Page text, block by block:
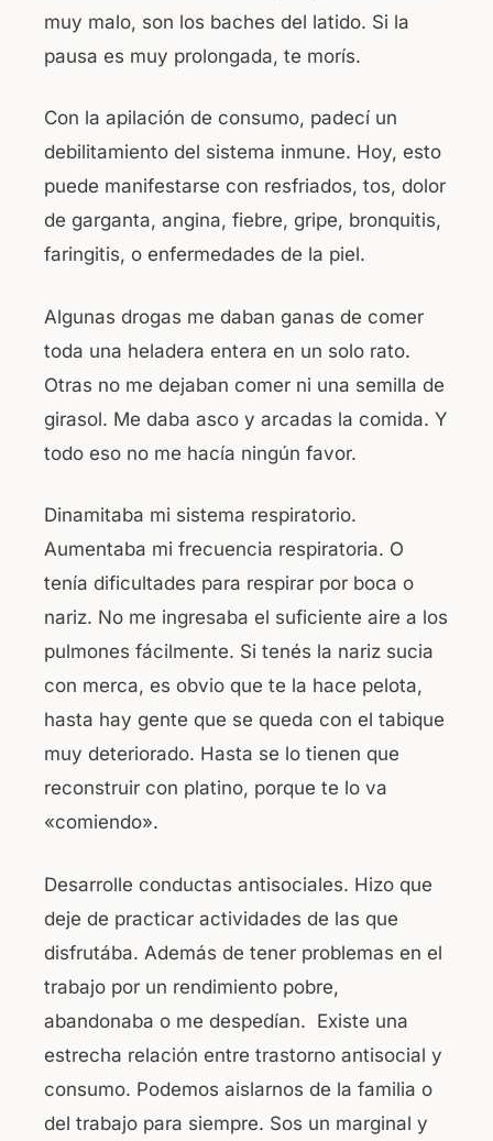
muy malo, son los baches del latido. Si la
pausa es muy prolongada, te morís.
Con la apilación de consumo, padecí un
debilitamiento del sistema inmune. Hoy, esto
puede manifestarse con resfriados, tos, dolor
de garganta, angina, fiebre, gripe, bronquitis,
faringitis, o enfermedades de la piel.
Algunas drogas me daban ganas de comer
toda una heladera entera en un solo rato.
Otras no me dejaban comer ni una semilla de
girasol. Me daba asco y arcadas la comida. Y
todo eso no me hacía ningún favor.
Dinamitaba mi sistema respiratorio.
Aumentaba mi frecuencia respiratoria. O
tenía dificultades para respirar por boca o
nariz. No me ingresaba el suficiente aire a los
pulmones fácilmente. Si tenés la nariz sucia
con merca, es obvio que te la hace pelota,
hasta hay gente que se queda con el tabique
muy deteriorado. Hasta se lo tienen que
reconstruir con platino, porque te lo va
«comiendo».
Desarrolle conductas antisociales. Hizo que
deje de practicar actividades de las que
disfrutába. Además de tener problemas en el
trabajo por un rendimiento pobre,
abandonaba o me despedían. Existe una
estrecha relación entre trastorno antisocial y
consumo. Podemos aislarnos de la familia o
del trabajo para siempre. Sos un marginal y